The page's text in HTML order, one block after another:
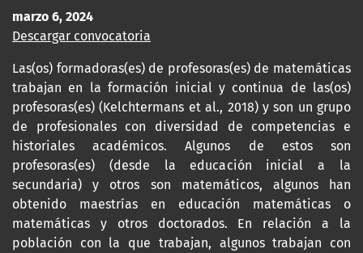
marzo 6, 2024
Descargar convocatoria
Las(os) formadoras(es) de profesoras(es) de matemáticas
trabajan en la formación inicial y continua de las(os)
profesoras(es) (Kelchtermans et al., 2018) y son un grupo
de profesionales con diversidad de competencias e
historiales académicos. Algunos de estos son
profesoras(es) (desde la educación inicial a la
secundaria) y otros son matemáticos, algunos han
obtenido maestrías en educación matemáticas o
matemáticas y otros doctorados. En relación a la
población con la que trabajan, algunos trabajan con